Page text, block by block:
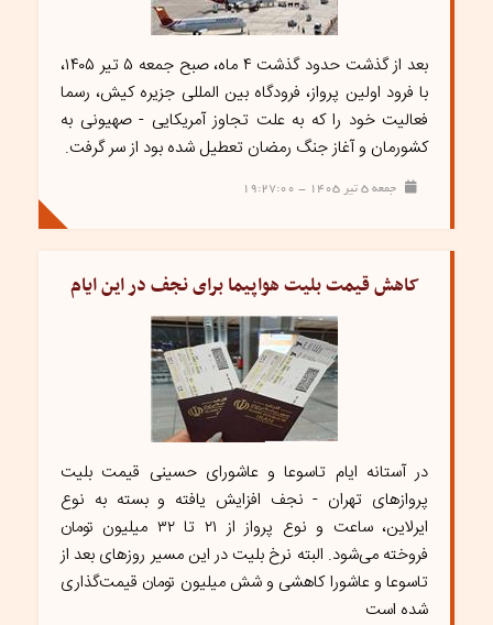
بعد از گذشت حدود گذشت ۴ ماه، صبح جمعه ۵ تیر ۱۴۰۵،
با فرود اولین پرواز، فرودگاه بین المللی جزیره کیش، رسما
فعالیت خود را که به علت تجاوز آمریکایی - صهیونی به
کشورمان و آغاز جنگ رمضان تعطیل شده بود از سر گرفت.
جمعه ۵ تیر ۱۴۰۵ - ۱۹:۲۷:۰۰
کاهش قیمت بلیت هواپیما برای نجف در این ایام
در آستانه ایام تاسوعا و عاشورای حسینی قیمت بلیت
پروازهای تهران - نجف افزایش یافته و بسته به نوع
ایرلاین، ساعت و نوع پرواز از ۲۱ تا ۳۲ میلیون تومان
فروخته می‌شود. البته نرخ بلیت در این مسیر روزهای بعد از
تاسوعا و عاشورا کاهشی و شش میلیون تومان قیمت‌گذاری
شده است